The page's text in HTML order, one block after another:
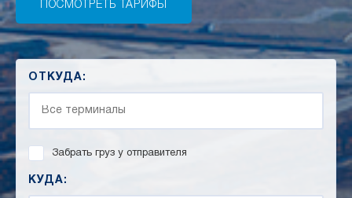
ПОСМОТРЕТЬ ТАРИФЫ
ОТКУДА:
Забрать груз у отправителя
КУДА: